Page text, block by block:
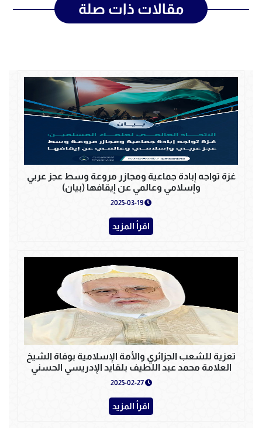
مقالات ذات صلة
غزة تواجه إبادة جماعية ومجازر مروعة وسط عجز عربي
وإسلامي وعالمي عن إيقافها (بيان)
اقرأ المزيد
تعزية للشعب الجزائري والأمة الإسلامية بوفاة الشيخ
العلامة محمد عبد اللطيف بلقايد الإدريسي الحسني
2025-02-27
اقرأ المزيد